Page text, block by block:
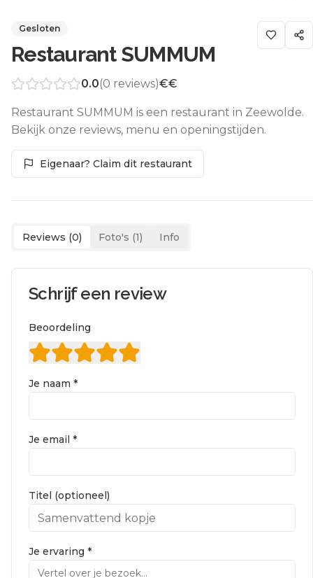
Gesloten
Restaurant SUMMUM
0.0(0 reviews)€€
Restaurant SUMMUM is een restaurant in Zeewolde.
Bekijk onze reviews, menu en openingstijden.
Eigenaar? Claim dit restaurant
Reviews (0) Foto's (1) Info
Schrijf een review
Beoordeling
Je naam *
Je email *
Titel (optioneel)
Je ervaring *